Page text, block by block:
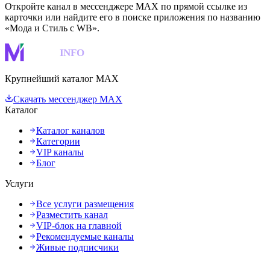
Откройте канал в мессенджере MAX по прямой ссылке из
карточки или найдите его в поиске приложения по названию
«Мода и Стиль с WB».
INFO
Крупнейший каталог MAX
Скачать мессенджер MAX
Каталог
Каталог каналов
Категории
VIP каналы
Блог
Услуги
Все услуги размещения
Разместить канал
VIP-блок на главной
Рекомендуемые каналы
Живые подписчики